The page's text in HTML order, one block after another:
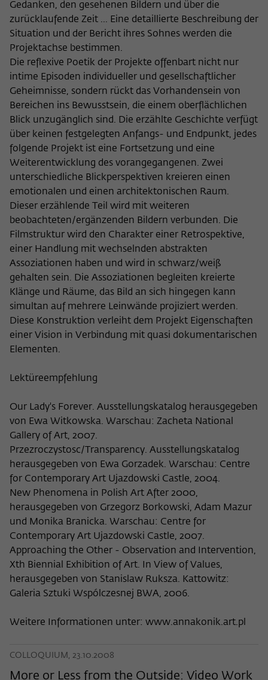
Gedanken, den gesehenen Bildern und über die
zurücklaufende Zeit ... Eine detaillierte Beschreibung der
Situation und der Bericht ihres Sohnes werden die
Projektachse bestimmen.
Die reflexive Poetik der Projekte offenbart nicht nur
intime Episoden individueller und gesellschaftlicher
Geheimnisse, sondern rückt das Vorhandensein von
Bereichen ins Bewusstsein, die einem oberflächlichen
Blick unzugänglich sind. Die erzählte Geschichte verfügt
über keinen festgelegten Anfangs- und Endpunkt, jedes
folgende Projekt ist eine Fortsetzung und eine
Weiterentwicklung des vorangegangenen. Zwei
unterschiedliche Blickperspektiven kreieren einen
emotionalen und einen architektonischen Raum.
Dieser erzählende Teil wird mit weiteren
beobachteten/ergänzenden Bildern verbunden. Die
Filmstruktur wird den Charakter einer Retrospektive,
einer Handlung mit wechselnden abstrakten
Assoziationen haben und wird in schwarz/weiß
gehalten sein. Die Assoziationen begleiten kreierte
Klänge und Räume, das Bild an sich hingegen kann
simultan auf mehrere Leinwände projiziert werden.
Diese Konstruktion verleiht dem Projekt Eigenschaften
einer Vision in Verbindung mit quasi dokumentarischen
Elementen.
Lektüreempfehlung
Our Lady's Forever. Ausstellungskatalog herausgegeben
von Ewa Witkowska. Warschau: Zacheta National
Gallery of Art, 2007.
Przezroczystosc/Transparency. Ausstellungskatalog
herausgegeben von Ewa Gorzadek. Warschau: Centre
for Contemporary Art Ujazdowski Castle, 2004.
New Phenomena in Polish Art After 2000,
herausgegeben von Grzegorz Borkowski, Adam Mazur
und Monika Branicka. Warschau: Centre for
Contemporary Art Ujazdowski Castle, 2007.
Approaching the Other - Observation and Intervention,
Xth Biennial Exhibition of Art. In View of Values,
herausgegeben von Stanislaw Ruksza. Kattowitz:
Galeria Sztuki Wspólczesnej BWA, 2006.
Weitere Informationen unter: www.annakonik.art.pl
COLLOQUIUM, 23.10.2008
More or Less from the Outside: Video Work